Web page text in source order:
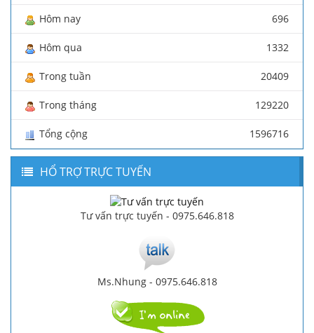
Hôm nay 696
Hôm qua 1332
Trong tuần 20409
Trong tháng 129220
Tổng cộng 1596716
HỔ TRỢ TRỰC TUYẾN
Tư vấn trực tuyến - 0975.646.818
Ms.Nhung - 0975.646.818